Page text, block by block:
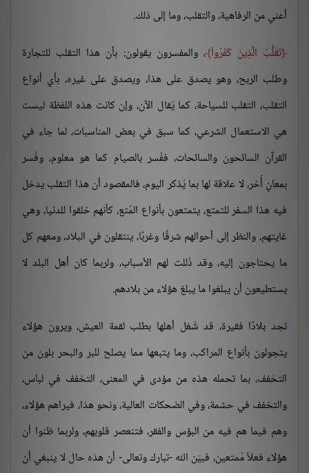
أعني من الرفاهية، والتقلب، وما إلى ذلك.
تَقَلُّبُ الَّذِينَ كَفَرُواْ ، والمفسرون يقولون: بأن هذا التقلب للتجارة
وطلب الربح، وهو يصدق على هذا، ويصدق على غيره، بأي أنواع
التقلب، التقلب للسياحة، كما يُقال الآن، وإن كانت هذه اللفظة ليست
هي الاستعمال الشرعي، كما سبق في بعض المناسبات، لما جاء في
القرآن السائحون والسائحات، ففُسر بالصيام كما هو معلوم، وفُسر
بمعانٍ أُخر، لا علاقة لها بما يُذكر اليوم، فالمقصود أن هذا التقلب يدخل
فيه هذا السفر للتمتع، يتمتعون بأنواع المُتع، كأنهم خلقوا للدنيا، وهي
غايتهم، والنظر إلى أحوالهم شرقًا وغربًا، ينتقلون في البلاد، ومعهم كل
ما يحتاجون إليه، وقد ذُللت لهم الأسباب، ولربما كان أهل البلد لا
يستطيعون أن يبلغوا ما يبلغ هؤلاء من بلادهم.
تجد بلادًا فقيرة، قد شُغل أهلها بطلب لقمة العيش، ويرون هؤلاء
يتجولون بأنواع المراكب، وما يتبعها مما يصلح للبر والبحر بلون من
التخفف، بما تحمله هذه من مؤدى في المعنى، التخفف في لباس،
والتخفف في حشمة، وفي الضحكات العالية، ونحو هذا، فيراهم هؤلاء،
وهم فيما هم فيه من البؤس والفقر، فتنعصر قلوبهم، ولربما ظنوا أن
هؤلاء فعلاً مُمتعين، فبيّن الله -تبارك وتعالى- أن هذه حال لا ينبغي أن